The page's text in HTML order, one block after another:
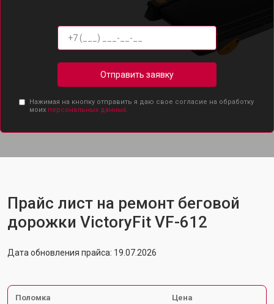
Отправить заявку
Нажимая на кнопку отправить я даю свое согласие на обработку
моих персональных данных.
Прайс лист на ремонт беговой
дорожки VictoryFit VF-612
Дата обновления прайса: 19.07.2026
Поломка Цена